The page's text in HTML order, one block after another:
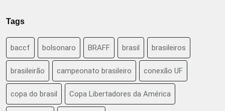
Tags
baccf bolsonaro BRAFF brasil brasileiros
brasileirão campeonato brasileiro conexão UF
copa do brasil Copa Libertadores da América